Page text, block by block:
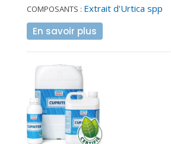
COMPOSANTS : Extrait d'Urtica spp
En savoir plus